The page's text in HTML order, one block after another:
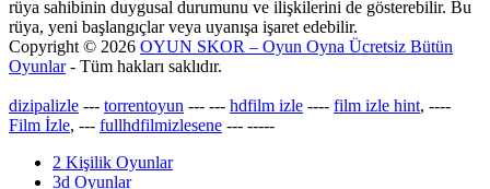
rüya sahibinin duygusal durumunu ve ilişkilerini de gösterebilir. Bu
rüya, yeni başlangıçlar veya uyanışa işaret edebilir.
Copyright © 2026 OYUN SKOR – Oyun Oyna Ücretsiz Bütün
Oyunlar- Tüm hakları saklıdır.
dizipalizle --- torrentoyun --- --- hdfilm izle ---- film izle hint, ----
Film İzle, --- fullhdfilmizlesene --- -----
2 Kişilik Oyunlar
3d Oyunlar